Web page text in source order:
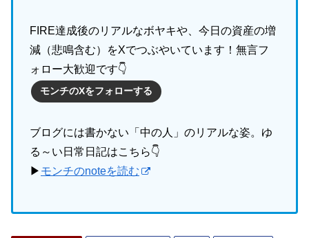
FIRE達成後のリアルなボヤキや、今日の資産の増
減（悲鳴含む）をXでつぶやいています！無言フ
ォロー大歓迎です👇
モンチのXをフォローする
ブログには書かない「中の人」のリアルな姿。ゆ
る～い日常日記はこちら👇
▶ モンチのnoteを読む